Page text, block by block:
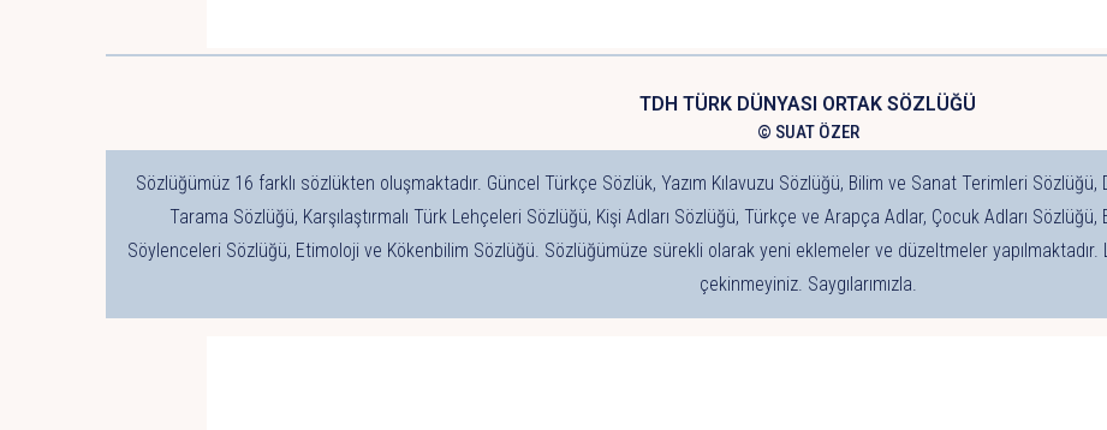
TDH TÜRK DÜNYASI ORTAK SÖZLÜĞÜ
© SUAT ÖZER
Sözlüğümüz 16 farklı sözlükten oluşmaktadır. Güncel Türkçe Sözlük, Yazım Kılavuzu Sözlüğü, Bilim ve Sanat Terimleri
Tarama Sözlüğü, Karşılaştırmalı Türk Lehçeleri Sözlüğü, Kişi Adları Sözlüğü, Türkçe ve Arapça Adlar, Çocuk Adları
Söylenceleri Sözlüğü, Etimoloji ve Kökenbilim Sözlüğü. Sözlüğümüze sürekli olarak yeni eklemeler ve düzeltmeler
çekinmeyiniz. Saygılarımızla.